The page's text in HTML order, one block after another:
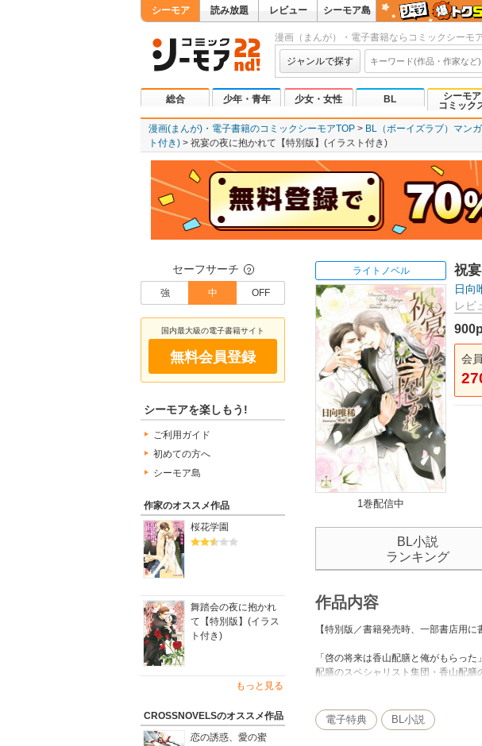
シーモア 読み放題 レビュー シーモア島
漫画（まんが）・電子書籍ならコミックシーモ
ジャンルで探す
総合 少年・青年 少女・女性 BL
シーモア
コミック
漫画(まんが)・電子書籍のコミックシーモアTOP BL（ボーイズラブ）マンガ
ト付き)
祝宴の夜に抱かれて【特別版】(イラスト付き)
セーフサーチ ？
強 中 OFF
国内最大級の電子書籍サイト
無料会員登録
シーモアを楽しもう!
ご利用ガイド
初めての方へ
シーモア島
作家のオススメ作品
桜花学園
舞踏会の夜に抱かれ
て【特別版】(イラス
ト付き)
もっと見る
CROSSNOVELSのオススメ作品
恋の誘惑、愛の蜜
ライトノベル
1巻配信中
祝
日向
レビ
会
BL小説
ランキング
作品内容
【特別版／書籍発売時、一部書店用
「啓の将来は香山配膳と俺がもらった」
配膳のスペシャリスト集団・香山配膳
今ではすっかり落ち着いたカップル
初恋同士の恋愛成就から、アダルティ
電子特典 BL小説